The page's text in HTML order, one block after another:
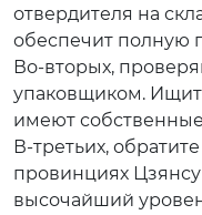
отвердителя на
обеспечит полную
Во-вторых,
упаковщиком.
имеют
В-третьих,
провинциях
высочайший